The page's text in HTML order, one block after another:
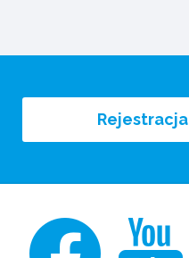
Rejestracja